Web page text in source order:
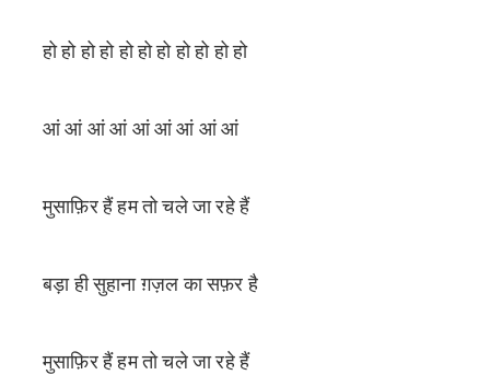
हो हो हो हो हो हो हो हो हो हो हो
आं आं आं आं आं आं आं आं आं
मुसाफ़िर हैं हम तो चले जा रहे हैं
बड़ा ही सुहाना ग़ज़ल का सफ़र है
मुसाफ़िर हैं हम तो चले जा रहे हैं